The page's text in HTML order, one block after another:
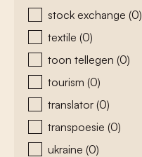
stock exchange (0)
textile (0)
toon tellegen (0)
tourism (0)
translator (0)
transpoesie (0)
ukraine (0)